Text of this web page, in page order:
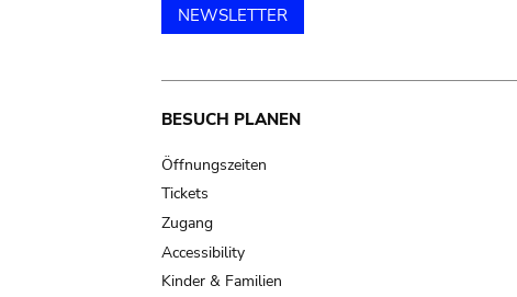
NEWSLETTER
Main
navigation
BESUCH PLANEN
Öffnungszeiten
Tickets
Zugang
Accessibility
Kinder & Familien